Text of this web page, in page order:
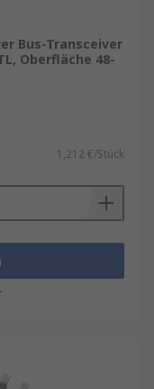
Bus-Transceiver
Oberfläche 48-
1,212 €/Stück